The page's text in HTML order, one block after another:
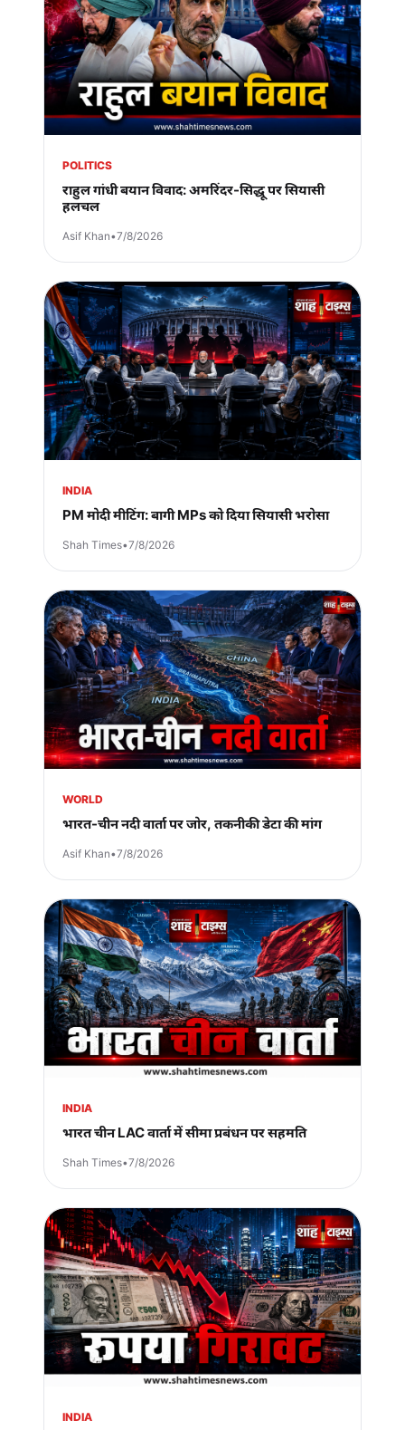
POLITICS
राहुल गांधी बयान विवाद: अमरिंदर-सिद्धू पर सियासी
हलचल
Asif Khan•7/8/2026
INDIA
PM मोदी मीटिंग: बागी MPs को दिया सियासी भरोसा
Shah Times•7/8/2026
WORLD
भारत-चीन नदी वार्ता पर जोर, तकनीकी डेटा की मांग
Asif Khan•7/8/2026
INDIA
भारत चीन LAC वार्ता में सीमा प्रबंधन पर सहमति
Shah Times•7/8/2026
INDIA